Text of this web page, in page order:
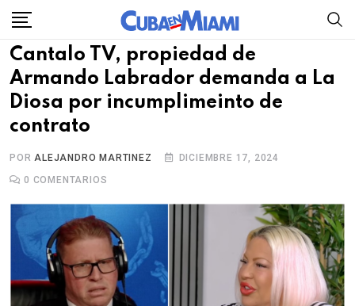
Skip
content
Cantalo TV, propiedad de
Armando Labrador demanda a La
Diosa por incumplimeinto de
contrato
PORALEJANDRO MARTINEZ
DICIEMBRE 17, 2024
0 COMENTARIOS